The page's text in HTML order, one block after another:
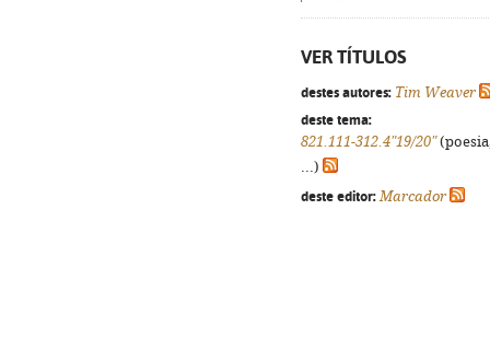
VER TÍTULOS
destes autores: Tim Weaver
deste tema:
821.111-312.4"19/20"
...)
deste editor: Marcador